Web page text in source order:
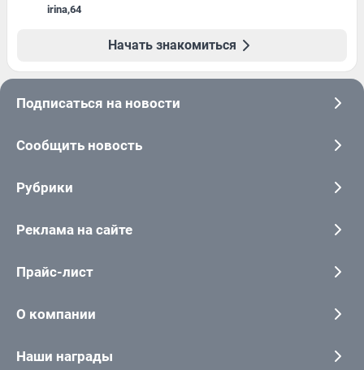
irina,64
Начать знакомиться
Подписаться на новости
Сообщить новость
Рубрики
Реклама на сайте
Прайс-лист
О компании
Наши награды